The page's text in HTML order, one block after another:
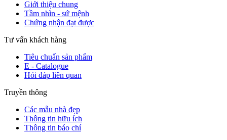
Giới thiệu chung
Tầm nhìn - sứ mệnh
Chứng nhận đạt được
Tư vấn khách hàng
Tiêu chuẩn sản phẩm
E - Catalogue
Hỏi đáp liên quan
Truyền thông
Các mẫu nhà đẹp
Thông tin hữu ích
Thông tin báo chí